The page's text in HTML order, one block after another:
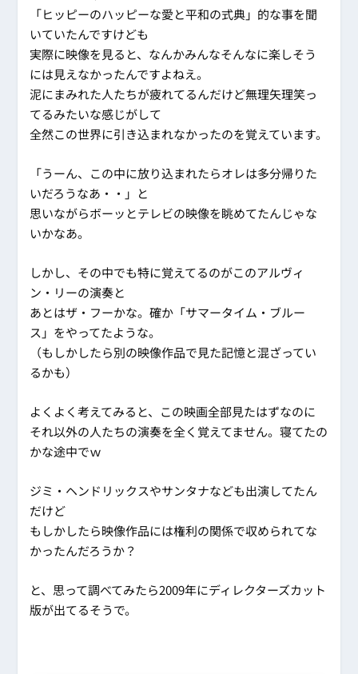
「ヒッピーのハッピーな愛と平和の式典」的な事を聞
いていたんですけども
実際に映像を見ると、なんかみんなそんなに楽しそう
には見えなかったんですよねえ。
泥にまみれた人たちが疲れてるんだけど無理矢理笑っ
てるみたいな感じがして
全然この世界に引き込まれなかったのを覚えています。
「うーん、この中に放り込まれたらオレは多分帰りた
いだろうなあ・・」と
思いながらボーッとテレビの映像を眺めてたんじゃな
いかなあ。
しかし、その中でも特に覚えてるのがこのアルヴィ
ン・リーの演奏と
あとはザ・フーかな。確か「サマータイム・ブルー
ス」をやってたような。
（もしかしたら別の映像作品で見た記憶と混ざってい
るかも）
よくよく考えてみると、この映画全部見たはずなのに
それ以外の人たちの演奏を全く覚えてません。寝てたの
かな途中でｗ
ジミ・ヘンドリックスやサンタナなども出演してたん
だけど
もしかしたら映像作品には権利の関係で収められてな
かったんだろうか？
と、思って調べてみたら2009年にディレクターズカット
版が出てるそうで。